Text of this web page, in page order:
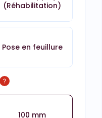
(Réhabilitation)
Pose en feuillure
100 mm